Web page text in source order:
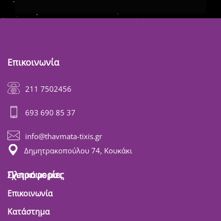
Επικοινωνία
211 7502456
693 690 85 37
info@thavmata-tixis.gr
Δημητρακοπούλου 74, Κουκάκι
Πληροφορίες
Σχετικά με μας
Επικοινωνία
Κατάστημα